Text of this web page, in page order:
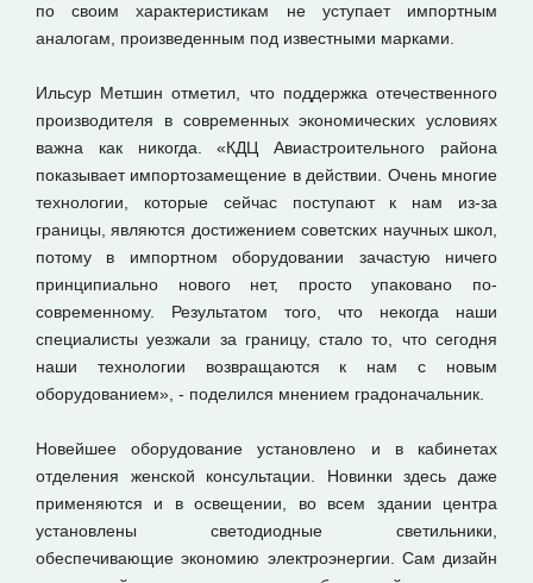
по своим характеристикам не уступает импортным
аналогам, произведенным под известными марками.
Ильсур Метшин отметил, что поддержка отечественного
производителя в современных экономических условиях
важна как никогда. «КДЦ Авиастроительного района
показывает импортозамещение в действии. Очень многие
технологии, которые сейчас поступают к нам из-за
границы, являются достижением советских научных школ,
потому в импортном оборудовании зачастую ничего
принципиально нового нет, просто упаковано по-
современному. Результатом того, что некогда наши
специалисты уезжали за границу, стало то, что сегодня
наши технологии возвращаются к нам с новым
оборудованием», - поделился мнением градоначальник.
Новейшее оборудование установлено и в кабинетах
отделения женской консультации. Новинки здесь даже
применяются и в освещении, во всем здании центра
установлены светодиодные светильники,
обеспечивающие экономию электроэнергии. Сам дизайн